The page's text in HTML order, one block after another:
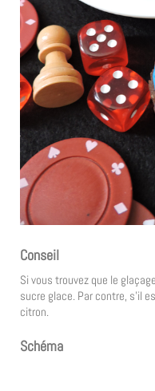
Conseil
Si vous trouvez que le
sucre glace. Par contre, s’il
citron.
Schéma